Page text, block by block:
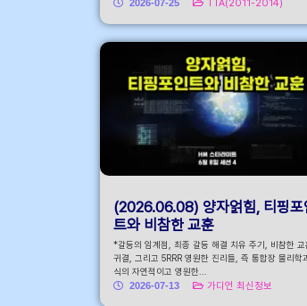
2026-07-25
TTA(2011-2014)
(2026.06.08) 양자얽힘, 티핑포
트와 비참한 교훈
*갈등의 임계점, 최종 갈등 해결 치유 주기, 비참한 교
귀결, 그리고 5RRR 영원한 진리들, 즉 통합장 물리학
식의 자연적이고 영원한...
2026-07-13
가디언 최신정보